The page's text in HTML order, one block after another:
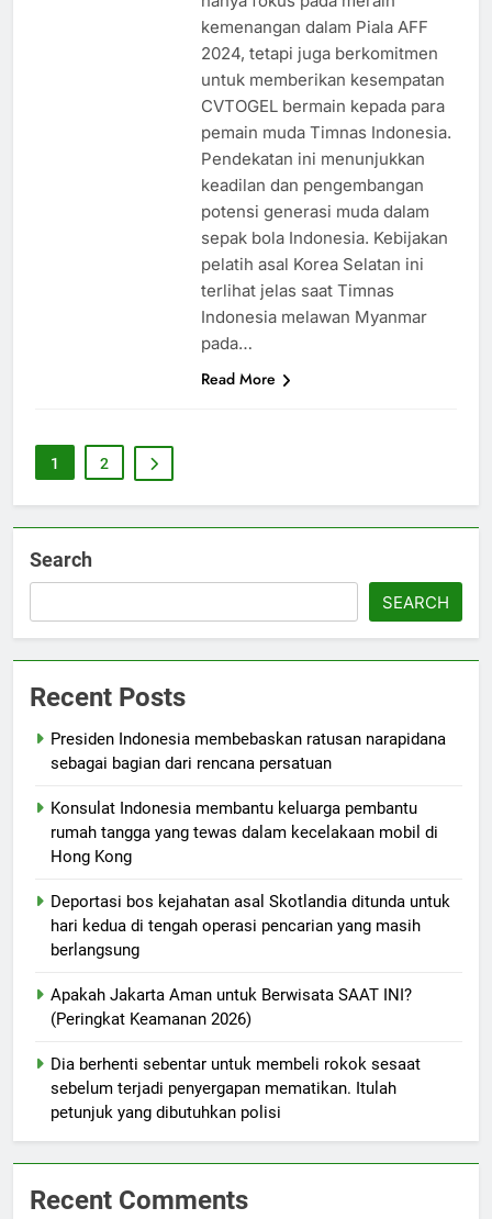
kemenangan dalam Piala AFF
2024, tetapi juga berkomitmen
untuk memberikan kesempatan
CVTOGEL bermain kepada para
pemain muda Timnas Indonesia.
Pendekatan ini menunjukkan
keadilan dan pengembangan
potensi generasi muda dalam
sepak bola Indonesia. Kebijakan
pelatih asal Korea Selatan ini
terlihat jelas saat Timnas
Indonesia melawan Myanmar
pada…
Read More
1 2
Search
SEARCH
Recent Posts
Presiden Indonesia membebaskan ratusan narapidana
sebagai bagian dari rencana persatuan
Konsulat Indonesia membantu keluarga pembantu
rumah tangga yang tewas dalam kecelakaan mobil di
Hong Kong
Deportasi bos kejahatan asal Skotlandia ditunda untuk
hari kedua di tengah operasi pencarian yang masih
berlangsung
Apakah Jakarta Aman untuk Berwisata SAAT INI?
(Peringkat Keamanan 2026)
Dia berhenti sebentar untuk membeli rokok sesaat
sebelum terjadi penyergapan mematikan. Itulah
petunjuk yang dibutuhkan polisi
Recent Comments